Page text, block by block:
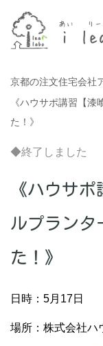
京都の注文住宅会社
《ハウサポ講習【
た！》
◆終了しました
《ハウサ
ルプランタ
た！》
日時：5月17日
場所：株式会社ハ